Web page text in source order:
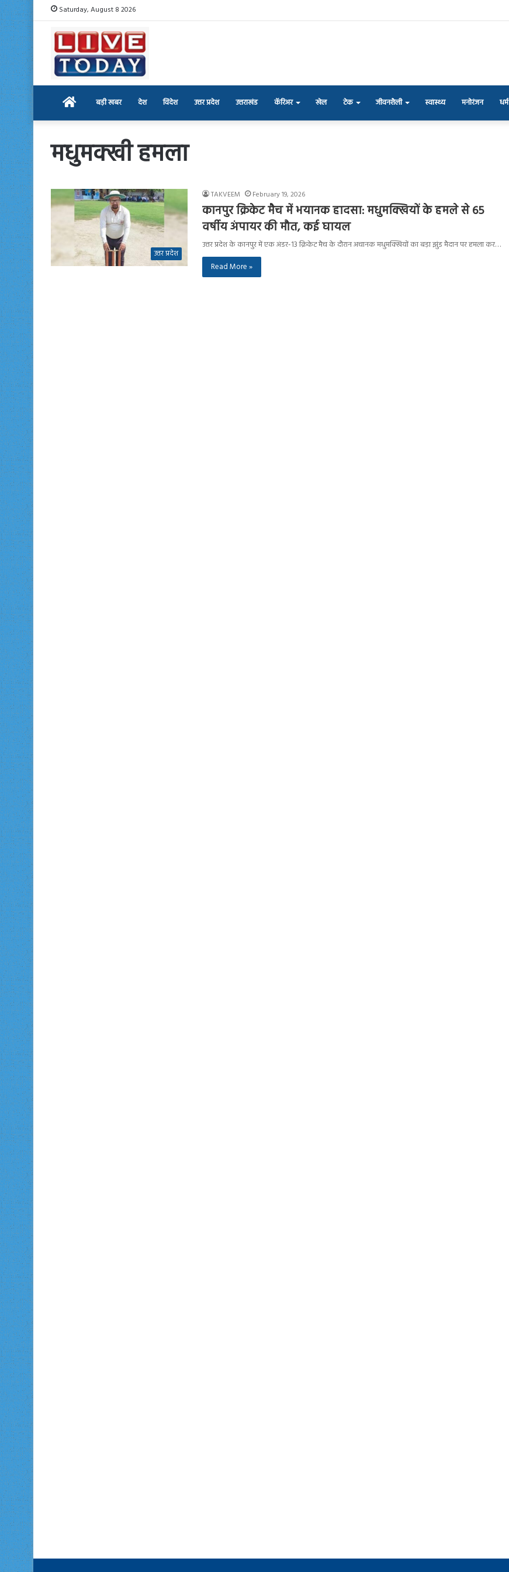
Saturday, August 8 2026
Home बड़ी खबर देश विदेश उत्तर प्रदेश उत्तराखंड कॅरिअर खेल टेक जीवनशैली स्वास्थ्य मनोरंजन धर्म
मधुमक्खी हमला
उत्तर प्रदेश
TAKVEEM February 19, 2026
कानपुर क्रिकेट मैच में भयानक हादसा: मधुमक्खियों के हमले से 65
वर्षीय अंपायर की मौत, कई घायल
उत्तर प्रदेश के कानपुर में एक अंडर-13 क्रिकेट मैच के दौरान अचानक मधुमक्खियों का बड़ा झुंड मैदान पर हमला कर…
Read More »